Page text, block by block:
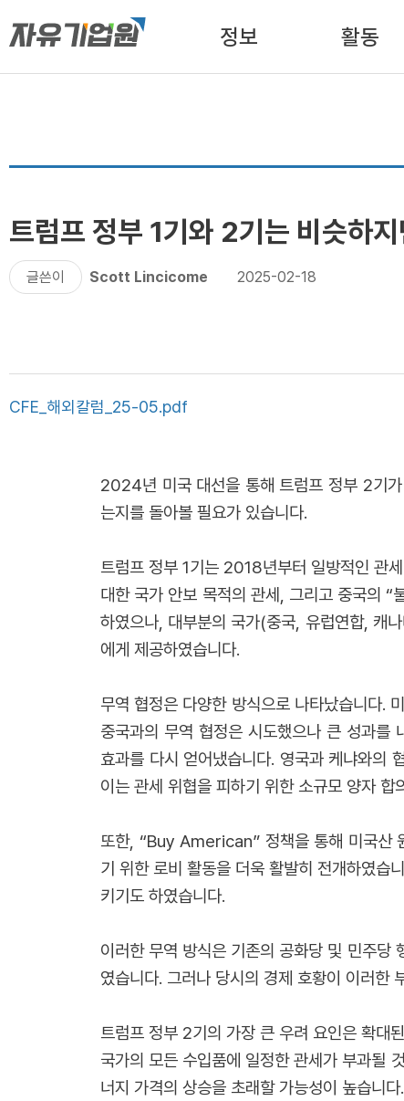
정보 활동
트럼프 정부 1기와 2기는 비슷하
글쓴이 Scott Lincicome 2025-02-18
CFE_해외칼럼_25-05.pdf
2024년 미국 대선을 통해 트럼프 정부 2기
는지를 돌아볼 필요가 있습니다.
트럼프 정부 1기는 2018년부터 일방적인 관
대한 국가 안보 목적의 관세, 그리고 중국의 “
하였으나, 대부분의 국가(중국, 유럽연합, 캐
에게 제공하였습니다.
무역 협정은 다양한 방식으로 나타났습니다.
중국과의 무역 협정은 시도했으나 큰 성과를
효과를 다시 얻어냈습니다. 영국과 케냐와의
이는 관세 위협을 피하기 위한 소규모 양자 합
또한, “Buy American” 정책을 통해 미국산
기 위한 로비 활동을 더욱 활발히 전개하였습
키기도 하였습니다.
이러한 무역 방식은 기존의 공화당 및 민주당
였습니다. 그러나 당시의 경제 호황이 이러한
트럼프 정부 2기의 가장 큰 우려 요인은 확대
국가의 모든 수입품에 일정한 관세가 부과될
너지 가격의 상승을 초래할 가능성이 높습니